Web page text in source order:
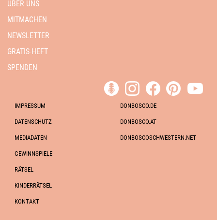
ÜBER UNS
MITMACHEN
NEWSLETTER
GRATIS-HEFT
SPENDEN
IMPRESSUM
DATENSCHUTZ
MEDIADATEN
GEWINNSPIELE
RÄTSEL
KINDERRÄTSEL
KONTAKT
DONBOSCO.DE
DONBOSCO.AT
DONBOSCOSCHWESTERN.NET